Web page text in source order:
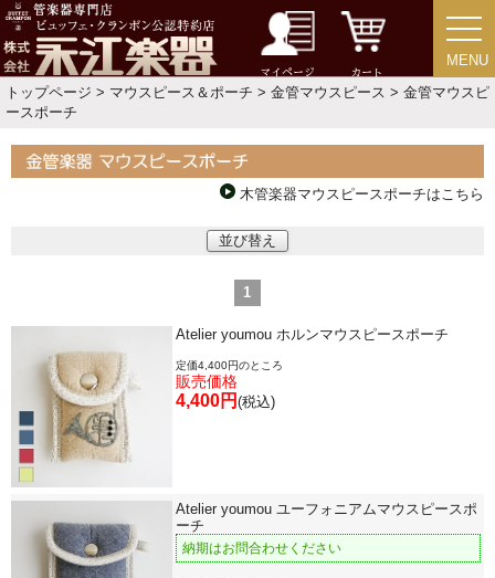
マイページ カート
MENU
MENU
トップページ > マウスピース＆ポーチ > 金管マウスピース > 金管マウスピ
ースポーチ
木管楽器マウスピースポーチはこちら
並び替え
1
Atelier youmou ホルンマウスピースポーチ
定価4,400円のところ
販売価格
4,400円 (税込)
Atelier youmou ユーフォニアムマウスピースポ
ーチ
納期はお問合わせください
サポート・保証
会社紹介